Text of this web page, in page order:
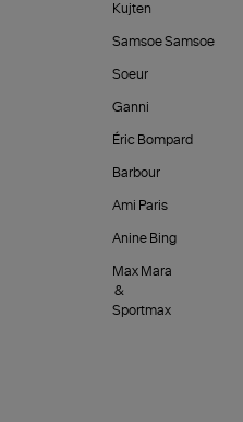
Kujten
Samsoe Samsoe
Soeur
Ganni
Éric Bompard
Barbour
Ami Paris
Anine Bing
Max Mara
&
Sportmax